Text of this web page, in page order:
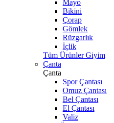
Mayo
Bikini
Çorap
Gömlek
Rüzgarlık
İçlik
Tüm Ürünler Giyim
Çanta
Çanta
Spor Çantası
Omuz Çantası
Bel Çantası
El Çantası
Valiz